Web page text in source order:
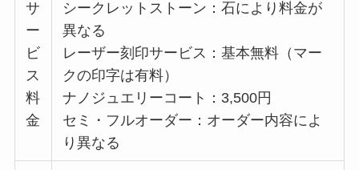
サ
ー
ビ
ス
料
金
シークレットストーン：石により料金が
異なる
レーザー刻印サービス：基本無料（マー
クの印字は有料）
ナノジュエリーコート：3,500円
セミ・フルオーダー：オーダー内容によ
り異なる